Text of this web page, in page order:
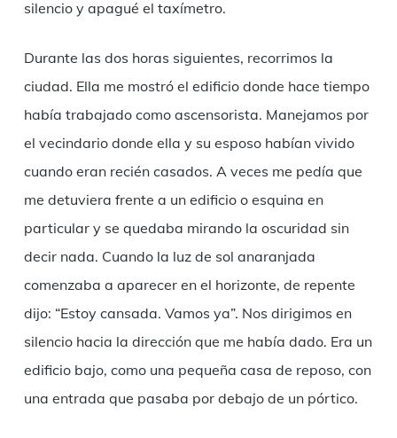
silencio y apagué el taxímetro.
Durante las dos horas siguientes, recorrimos la
ciudad. Ella me mostró el edificio donde hace tiempo
había trabajado como ascensorista. Manejamos por
el vecindario donde ella y su esposo habían vivido
cuando eran recién casados. A veces me pedía que
me detuviera frente a un edificio o esquina en
particular y se quedaba mirando la oscuridad sin
decir nada. Cuando la luz de sol anaranjada
comenzaba a aparecer en el horizonte, de repente
dijo: “Estoy cansada. Vamos ya”. Nos dirigimos en
silencio hacia la dirección que me había dado. Era un
edificio bajo, como una pequeña casa de reposo, con
una entrada que pasaba por debajo de un pórtico.